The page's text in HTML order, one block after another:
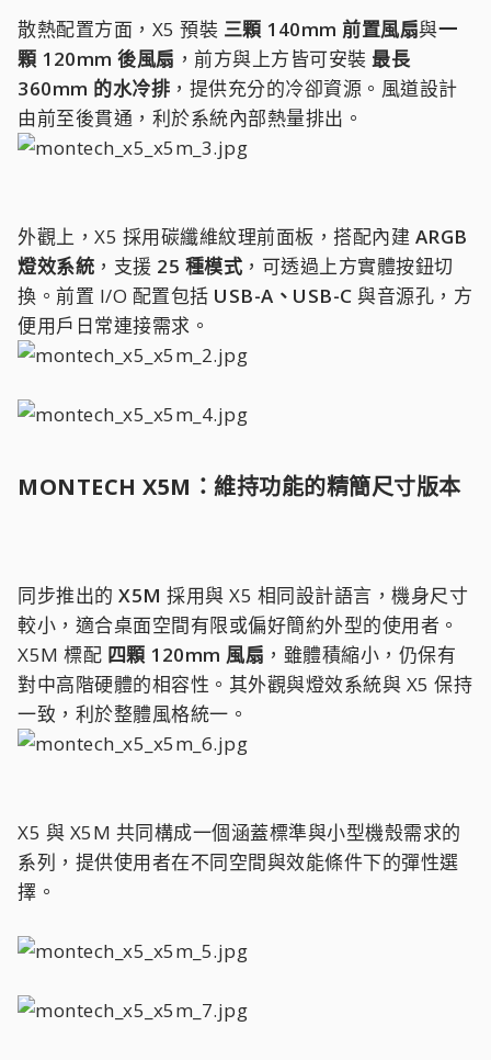
散熱配置方面，X5 預裝 三顆 140mm 前置風扇與一
顆 120mm 後風扇 ，前方與上方皆可安裝 最長
360mm 的水冷排 ，提供充分的冷卻資源。風道設計
由前至後貫通，利於系統內部熱量排出。
外觀上，X5 採用碳纖維紋理前面板，搭配內建 ARGB
燈效系統 ，支援 25 種模式 ，可透過上方實體按鈕切
換。前置 I/O 配置包括 USB-A、USB-C 與音源孔，方
便用戶日常連接需求。
MONTECH X5M：維持功能的精簡尺寸版本​
同步推出的 X5M 採用與 X5 相同設計語言，機身尺寸
較小，適合桌面空間有限或偏好簡約外型的使用者。
X5M 標配 四顆 120mm 風扇 ，雖體積縮小，仍保有
對中高階硬體的相容性。其外觀與燈效系統與 X5 保持
一致，利於整體風格統一。
X5 與 X5M 共同構成一個涵蓋標準與小型機殼需求的
系列，提供使用者在不同空間與效能條件下的彈性選
擇。